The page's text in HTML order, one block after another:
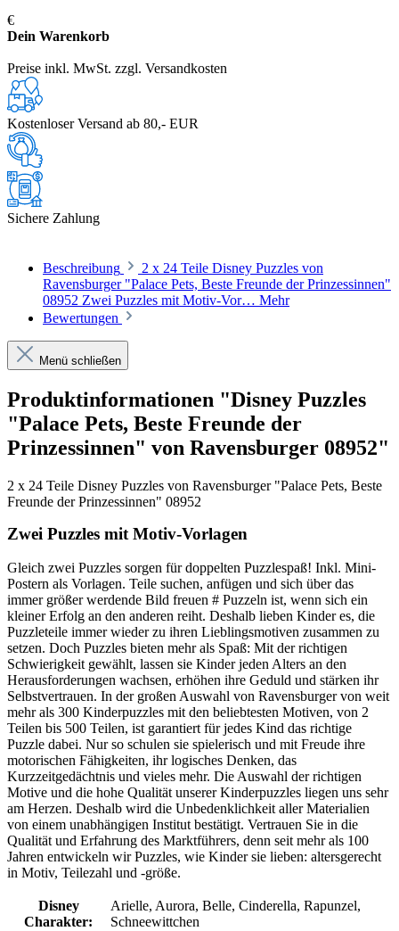
€
Dein Warenkorb
Preise inkl. MwSt. zzgl. Versandkosten
Kostenloser Versand ab 80,- EUR
Sichere Zahlung
Beschreibung
2 x 24 Teile Disney Puzzles von
Ravensburger "Palace Pets, Beste Freunde der Prinzessinnen"
08952 Zwei Puzzles mit Motiv-Vor… Mehr
Bewertungen
Menü schließen
Produktinformationen "Disney Puzzles
"Palace Pets, Beste Freunde der
Prinzessinnen" von Ravensburger 08952"
2 x 24 Teile Disney Puzzles von Ravensburger "Palace Pets, Beste
Freunde der Prinzessinnen" 08952
Zwei Puzzles mit Motiv-Vorlagen
Gleich zwei Puzzles sorgen für doppelten Puzzlespaß! Inkl. Mini-
Postern als Vorlagen. Teile suchen, anfügen und sich über das
immer größer werdende Bild freuen # Puzzeln ist, wenn sich ein
kleiner Erfolg an den anderen reiht. Deshalb lieben Kinder es, die
Puzzleteile immer wieder zu ihren Lieblingsmotiven zusammen zu
setzen. Doch Puzzles bieten mehr als Spaß: Mit der richtigen
Schwierigkeit gewählt, lassen sie Kinder jeden Alters an den
Herausforderungen wachsen, erhöhen ihre Geduld und stärken ihr
Selbstvertrauen. In der großen Auswahl von Ravensburger von weit
mehr als 300 Kinderpuzzles mit den beliebtesten Motiven, von 2
Teilen bis 500 Teilen, ist garantiert für jedes Kind das richtige
Puzzle dabei. Nur so schulen sie spielerisch und mit Freude ihre
motorischen Fähigkeiten, ihr logisches Denken, das
Kurzzeitgedächtnis und vieles mehr. Die Auswahl der richtigen
Motive und die hohe Qualität unserer Kinderpuzzles liegen uns sehr
am Herzen. Deshalb wird die Unbedenklichkeit aller Materialien
von einem unabhängigen Institut bestätigt. Vertrauen Sie in die
Qualität und Erfahrung des Marktführers, denn seit mehr als 100
Jahren entwickeln wir Puzzles, wie Kinder sie lieben: altersgerecht
in Motiv, Teilezahl und -größe.
Disney
Charakter:
Arielle, Aurora, Belle, Cinderella, Rapunzel,
Schneewittchen